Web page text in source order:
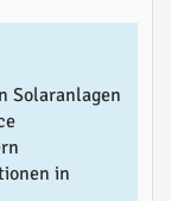
Solaranlagen
in